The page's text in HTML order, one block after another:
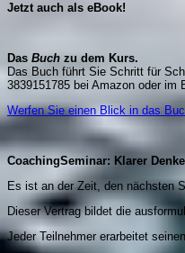
Jetzt auch als eBook!
Das Buch zu dem Kurs.
Das Buch führt Sie Schritt für
3839151785 bei Amazon oder im
Werfen Sie einen Blick in das
CoachingSeminar: Klarer
Es ist an der Zeit, den nächsten
Dieser Vertrag bildet die
Jeder Teilnehmer erarbeitet